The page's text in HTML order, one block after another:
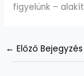
figyelünk –
← Előző Bejegyzés